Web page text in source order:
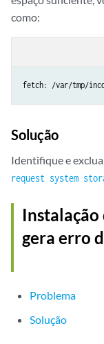
como:
fetch: /var/tmp/
Solução
Identifique e
request system
gera erro
Problema
Solução